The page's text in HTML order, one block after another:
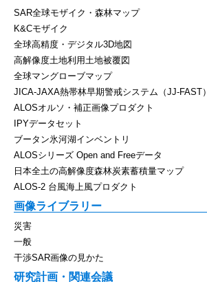
SAR全球モザイク・森林マップ
K&Cモザイク
全球高精度・デジタル3D地図
高解像度土地利用土地被覆図
全球マングローブマップ
JICA-JAXA熱帯林早期警戒システム（JJ-FAST）
ALOSオルソ・補正画像プロダクト
IPYデータセット
ブータン氷河湖インベントリ
ALOSシリーズ Open and Freeデータ
日本全土の高解像度森林炭素蓄積量マップ
ALOS-2 台風海上風プロダクト
画像ライブラリー
災害
一般
干渉SAR画像の見かた
研究計画・関連会議